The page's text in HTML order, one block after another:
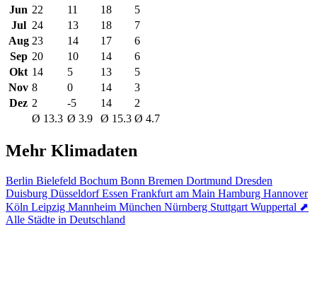
Jun 22 11 18
5
Jul 24 13 18
7
Aug 23 14 17
6
Sep 20 10 14
6
Okt 14 5 13
5
Nov 8 0 14
3
Dez 2 -5 14
2
Ø 13.3 Ø 3.9 Ø 15.3 Ø 4.7
Mehr Klimadaten
Berlin Bielefeld Bochum Bonn Bremen Dortmund Dresden
Duisburg DüsseldorfEssen Frankfurt am Main Hamburg Hannover
Köln Leipzig Mannheim München Nürnberg Stuttgart Wuppertal ⬈
Alle Städte in Deutschland